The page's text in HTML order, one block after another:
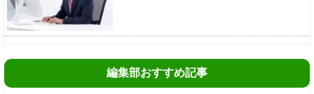
編集部おすすめ記事